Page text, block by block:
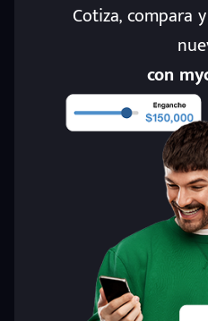
Cotiza, compara
con